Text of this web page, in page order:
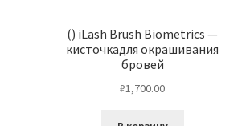
() iLash Brush Biometrics —
кисточкадля окрашивания
бровей
₽1,700.00